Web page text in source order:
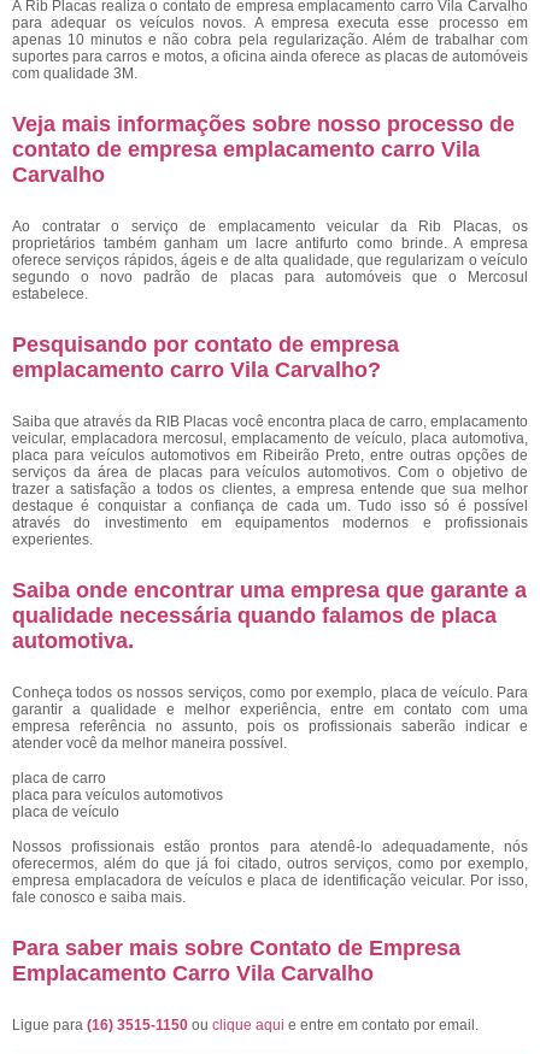
A Rib Placas realiza o contato de empresa emplacamento carro Vila Carvalho
para adequar os veículos novos. A empresa executa esse processo em
apenas 10 minutos e não cobra pela regularização. Além de trabalhar com
suportes para carros e motos, a oficina ainda oferece as placas de automóveis
com qualidade 3M.
Veja mais informações sobre nosso processo de
contato de empresa emplacamento carro Vila
Carvalho
Ao contratar o serviço de emplacamento veicular da Rib Placas, os
proprietários também ganham um lacre antifurto como brinde. A empresa
oferece serviços rápidos, ágeis e de alta qualidade, que regularizam o veículo
segundo o novo padrão de placas para automóveis que o Mercosul
estabelece.
Pesquisando por contato de empresa
emplacamento carro Vila Carvalho?
Saiba que através da RIB Placas você encontra placa de carro, emplacamento
veicular, emplacadora mercosul, emplacamento de veículo, placa automotiva,
placa para veículos automotivos em Ribeirão Preto, entre outras opções de
serviços da área de placas para veículos automotivos. Com o objetivo de
trazer a satisfação a todos os clientes, a empresa entende que sua melhor
destaque é conquistar a confiança de cada um. Tudo isso só é possível
através do investimento em equipamentos modernos e profissionais
experientes.
Saiba onde encontrar uma empresa que garante a
qualidade necessária quando falamos de placa
automotiva.
Conheça todos os nossos serviços, como por exemplo, placa de veículo. Para
garantir a qualidade e melhor experiência, entre em contato com uma
empresa referência no assunto, pois os profissionais saberão indicar e
atender você da melhor maneira possível.
placa de carro
placa para veículos automotivos
placa de veículo
Nossos profissionais estão prontos para atendê-lo adequadamente, nós
oferecermos, além do que já foi citado, outros serviços, como por exemplo,
empresa emplacadora de veículos e placa de identificação veicular. Por isso,
fale conosco e saiba mais.
Para saber mais sobre Contato de Empresa
Emplacamento Carro Vila Carvalho
Ligue para (16) 3515-1150 ou clique aqui e entre em contato por email.